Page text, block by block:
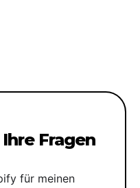
Fragen
für meinen